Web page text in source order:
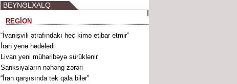
BEYNƏLXALQ
REGİON
“İvanişvili ətrafındakı heç kimə etibar etmir”
İran yenə hədələdi
Livan yeni müharibəyə sürüklənir
Sanksiyaların nəhəng zərəri
“İran qarşısında tək qala bilər”